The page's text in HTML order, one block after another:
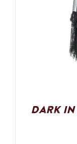
Dark in